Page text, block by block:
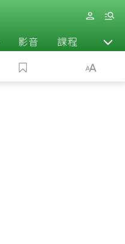
影音 課程 退休